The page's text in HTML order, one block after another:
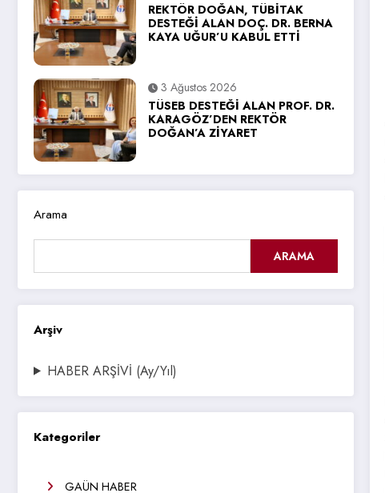
REKTÖR DOĞAN, TÜBİTAK
DESTEĞİ ALAN DOÇ. DR. BERNA
KAYA UĞUR’U KABUL ETTİ
3 Ağustos 2026
TÜSEB DESTEĞİ ALAN PROF. DR.
KARAGÖZ’DEN REKTÖR
DOĞAN’A ZİYARET
Arama
ARAMA
Arşiv
HABER ARŞİVİ (Ay/Yıl)
Kategoriler
GAÜN HABER